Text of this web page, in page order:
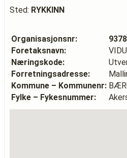
Sted: RYKKINN
Organisasjonsnr:
Foretaksnavn:
Næringskode:
Forretningsadresse:
Kommune – Kommunenr:
Fylke – Fykesnummer: